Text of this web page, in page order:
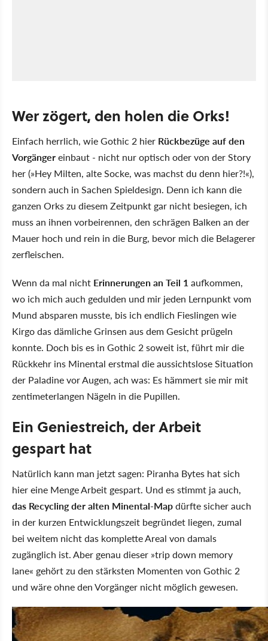
Wer zögert, den holen die Orks!
Einfach herrlich, wie Gothic 2 hier Rückbezüge auf den
Vorgängereinbaut - nicht nur optisch oder von der Story
her (»Hey Milten, alte Socke, was machst du denn hier?!«),
sondern auch in Sachen Spieldesign. Denn ich kann die
ganzen Orks zu diesem Zeitpunkt gar nicht besiegen, ich
muss an ihnen vorbeirennen, den schrägen Balken an der
Mauer hoch und rein in die Burg, bevor mich die Belagerer
zerfleischen.
Wenn da mal nicht Erinnerungen an Teil 1aufkommen,
wo ich mich auch gedulden und mir jeden Lernpunkt vom
Mund absparen musste, bis ich endlich Fieslingen wie
Kirgo das dämliche Grinsen aus dem Gesicht prügeln
konnte. Doch bis es in Gothic 2 soweit ist, führt mir die
Rückkehr ins Minental erstmal die aussichtslose Situation
der Paladine vor Augen, ach was: Es hämmert sie mir mit
zentimeterlangen Nägeln in die Pupillen.
Ein Geniestreich, der Arbeit
gespart hat
Natürlich kann man jetzt sagen: Piranha Bytes hat sich
hier eine Menge Arbeit gespart. Und es stimmt ja auch,
das Recycling der alten Minental-Mapdürfte sicher auch
in der kurzen Entwicklungszeit begründet liegen, zumal
bei weitem nicht das komplette Areal von damals
zugänglich ist. Aber genau dieser »trip down memory
lane« gehört zu den stärksten Momenten von Gothic 2
und wäre ohne den Vorgänger nicht möglich gewesen.